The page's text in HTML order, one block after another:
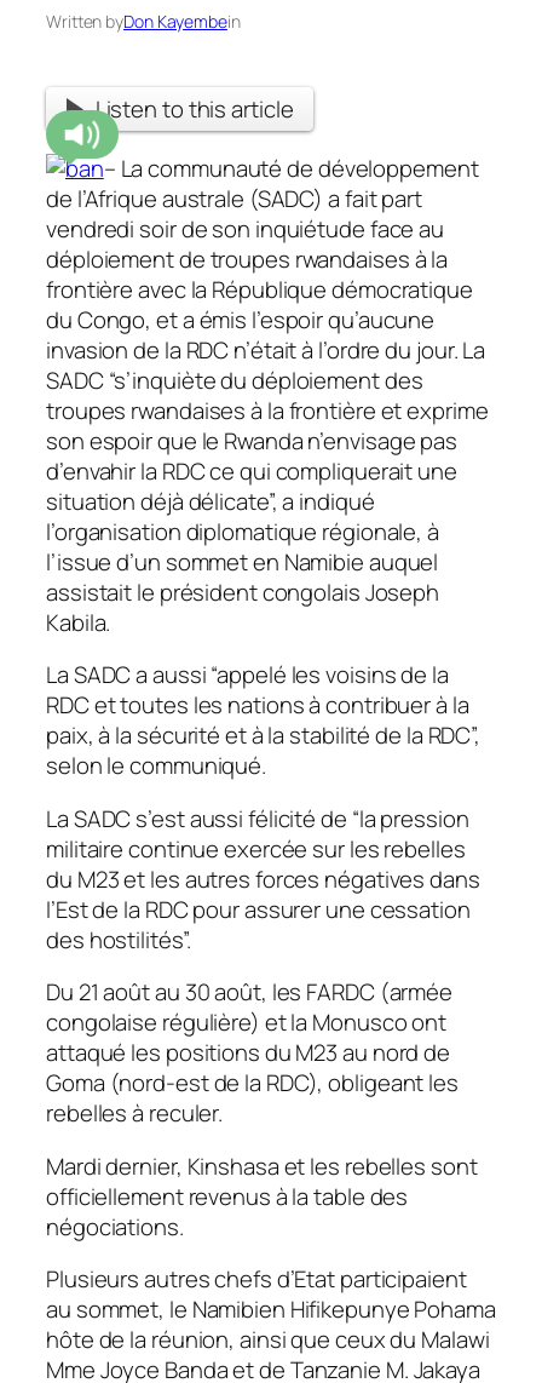
Written byDon Kayembein
Listen to this article
– La communauté de développement
de l’Afrique australe (SADC) a fait part
vendredi soir de son inquiétude face au
déploiement de troupes rwandaises à la
frontière avec la République démocratique
du Congo, et a émis l’espoir qu’aucune
invasion de la RDC n’était à l’ordre du jour. La
SADC “s’inquiète du déploiement des
troupes rwandaises à la frontière et exprime
son espoir que le Rwanda n’envisage pas
d’envahir la RDC ce qui compliquerait une
situation déjà délicate”, a indiqué
l’organisation diplomatique régionale, à
l’issue d’un sommet en Namibie auquel
assistait le président congolais Joseph
Kabila.
La SADC a aussi “appelé les voisins de la
RDC et toutes les nations à contribuer à la
paix, à la sécurité et à la stabilité de la RDC”,
selon le communiqué.
La SADC s’est aussi félicité de “la pression
militaire continue exercée sur les rebelles
du M23 et les autres forces négatives dans
l’Est de la RDC pour assurer une cessation
des hostilités”.
Du 21 août au 30 août, les FARDC (armée
congolaise régulière) et la Monusco ont
attaqué les positions du M23 au nord de
Goma (nord-est de la RDC), obligeant les
rebelles à reculer.
Mardi dernier, Kinshasa et les rebelles sont
officiellement revenus à la table des
négociations.
Plusieurs autres chefs d’Etat participaient
au sommet, le Namibien Hifikepunye Pohama
hôte de la réunion, ainsi que ceux du Malawi
Mme Joyce Banda et de Tanzanie M. Jakaya